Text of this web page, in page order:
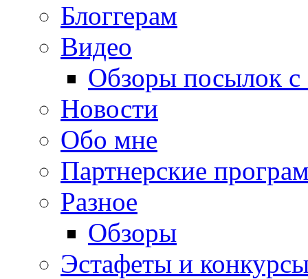
Блоггерам
Видео
Обзоры посылок с
Новости
Обо мне
Партнерские
Разное
Обзоры
Эстафеты и